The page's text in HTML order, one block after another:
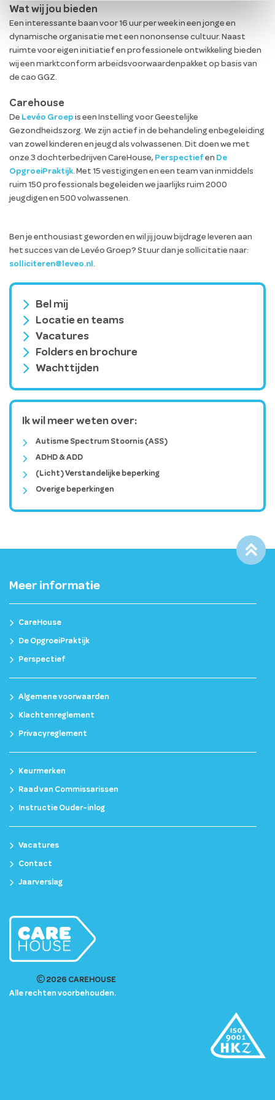
Wat wij jou bieden
Een interessante baan voor 16 uur per week in een jonge en
dynamische organisatie met een nononsense cultuur. Naast
ruimte voor eigen initiatief en professionele ontwikkeling bieden
wij een marktconform arbeidsvoorwaardenpakket op basis van
de cao GGZ.
Carehouse
De Levéo Groep is een Instelling voor Geestelijke
Gezondheidszorg. We zijn actief in de behandeling enbegeleiding
van zowel kinderen en jeugd als volwassenen. Dit doen we met
onze 3 dochterbedrijven CareHouse, Perspectief en De
OpgroeiPraktijk. Met 15 vestigingen en een team van inmiddels
ruim 150 professionals begeleiden we jaarlijks ruim 2000
jeugdigen en 500 volwassenen.
Ben je enthousiast geworden en wil jij jouw bijdrage leveren aan
het succes van de Levéo Groep? Stuur dan je sollicitatie naar:
solliciteren@leveo.nl.
Bel mij
Locatie en teams
Vacatures
Folders en brochure
Wachttijden
Ik wil meer weten over:
Autisme Spectrum Stoornis (ASS)
ADHD & ADD
(Licht) Verstandelijke beperking
Overige beperkingen
Meer informatie
CareHouse
De OpgroeiPraktijk
Perspectief
Algemene voorwaarden
Klachtenreglement
Privacyreglement
Keurmerken
Raad van Commissarissen
Instructie Ouder-inlog
Vacatures
Contact
Jaarverslag
2026 CAREHOUSE
Alle rechten voorbehouden.